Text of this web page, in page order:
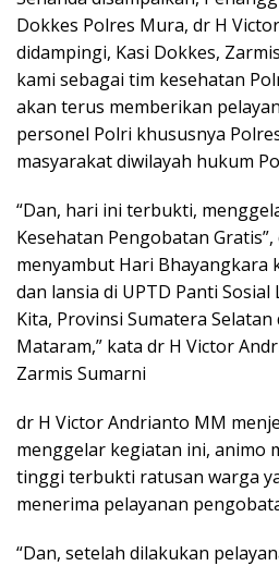
Dokkes Polres Mura, dr H
didampingi, Kasi Dokkes,
kami sebagai tim kesehatan
akan terus memberikan
personel Polri khususnya
masyarakat diwilayah hukum
“Dan, hari ini terbukti,
Kesehatan Pengobatan
menyambut Hari Bhayangkara
dan lansia di UPTD Panti
Kita, Provinsi Sumatera Selatan
Mataram,” kata dr H Victor
Zarmis Sumarni
dr H Victor Andrianto MM
menggelar kegiatan ini, animo
tinggi terbukti ratusan warga
menerima pelayanan
“Dan, setelah dilakukan